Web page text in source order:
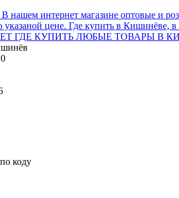
нашем интернет магазине оптовые
цене. Где купить в Кишинёве,
КУПИТЬ ЛЮБЫЕ ТОВАРЫ В
по коду